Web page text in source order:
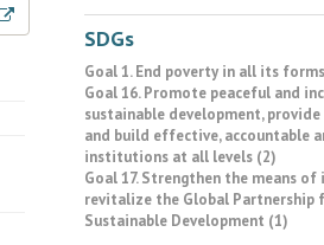
SDGs
Goal 1. End poverty in all its
Goal 16. Promote peaceful and
sustainable development,
and build effective, accountable
institutions at all levels (2)
Goal 17. Strengthen the means
revitalize the Global Partnership
Sustainable Development (1)